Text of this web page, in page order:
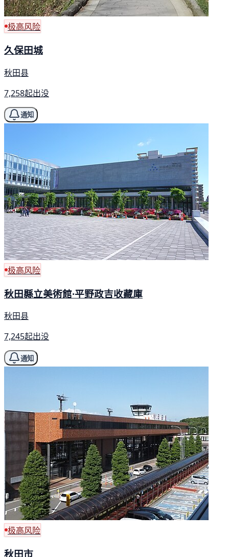
极高风险
久保田城
秋田县
7,258起出没
通知
极高风险
秋田縣立美術館·平野政吉收藏庫
秋田县
7,245起出没
通知
极高风险
秋田市